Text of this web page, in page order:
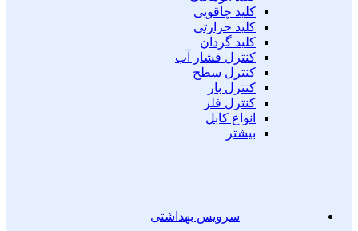
کلید چاقویی
کلید حرارتی
کلید گردان
کنترل فشار آب
کنترل سطح
کنترل بار
کنترل فلز
انواع کابل
بیشتر
سرویس بهداشتی